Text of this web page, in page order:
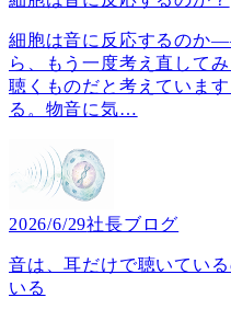
細胞は音に反応するのか
ら、もう一度考え直して
聴くものだと考えていま
る。物音に気…
2026/6/29社長ブログ
音は、耳だけで聴いてい
いる